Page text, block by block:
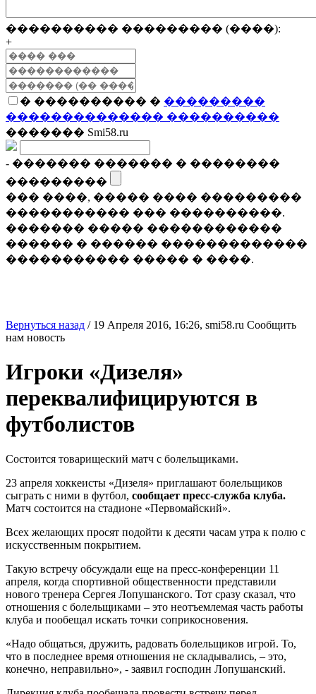
���������� ��������� (����):
+
� ���������� � ���������
�������������� ����������
������� Smi58.ru
- ������� ������� � ��������
���������
��� ����, ����� ���� ���������
����������� ��� ����������.
������� ����� ������������
������ � ������ �������������
����������� ����� � ����.
Вернуться назад / 19 Апреля 2016, 16:26, smi58.ru Сообщить
нам новость
Игроки «Дизеля»
переквалифицируются в
футболистов
Состоится товарищеский матч с болельщиками.
23 апреля хоккеисты «Дизеля» приглашают болельщиков
сыграть с ними в футбол, сообщает пресс-служба клуба.
Матч состоится на стадионе «Первомайский».
Всех желающих просят подойти к десяти часам утра к полю с
искусственным покрытием.
Такую встречу обсуждали еще на пресс-конференции 11
апреля, когда спортивной общественности представили
нового тренера Сергея Лопушанского. Тот сразу сказал, что
отношения с болельщиками – это неотъемлемая часть работы
клуба и пообещал искать точки соприкосновения.
«Надо общаться, дружить, радовать болельщиков игрой. То,
что в последнее время отношения не складывались, – это,
конечно, неправильно», - заявил господин Лопушанский.